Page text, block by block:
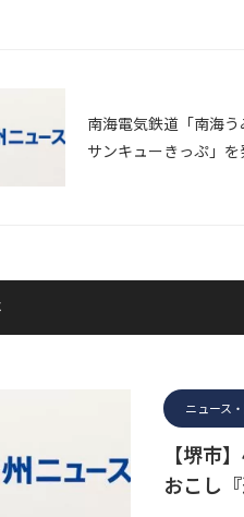
南海電気鉄道「南海
サンキューきっぷ」
ニュース
【堺市
おこし